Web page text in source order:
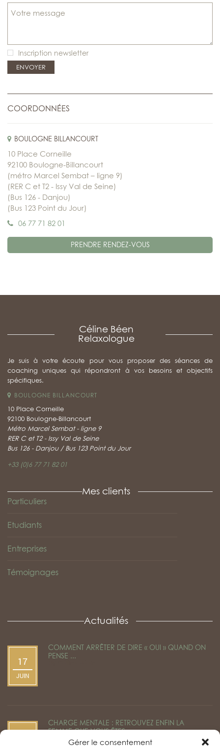
Gérer le consentement
Inscription newsletter
COORDONNÉES
BOULOGNE BILLANCOURT
10 Place Corneille
92100 Boulogne-Billancourt
(métro Marcel Sembat – ligne 9)
(RER C et T2 - Issy Val de Seine)
(Bus 126 - Danjou)
(Bus 123 Point du Jour)
06 77 71 82 01
PRENDRE RENDEZ-VOUS
Céline Béen
Relaxologue
Je suis à votre écoute pour vous proposer des séances de
coaching uniques qui répondront à vos besoins et objectifs
spécifiques.
BOULOGNE BILLANCOURT
10 Place Corneille
92100 Boulogne-Billancourt
Métro Marcel Sembat - ligne 9
RER C et T2 - Issy Val de Seine
Bus 126 - Danjou / Bus 123 Point du Jour
+33 (0)6 77 71 82 01
Mes clients
Particuliers
Etudiants
Entreprises
Témoignages
Actualités
17
JUIN
COMMENT ARRÊTER DE DIRE « OUI » QUAND ON
PENSE ...
CHARGE MENTALE : RETROUVEZ ENFIN LA
FEMME QUE VOUS ÊTES ...